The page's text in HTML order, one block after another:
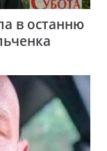
в останню